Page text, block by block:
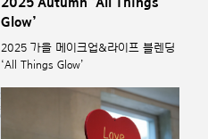
Glow’
2025 가을 메이크업&라이프 블렌딩
‘All Things Glow’